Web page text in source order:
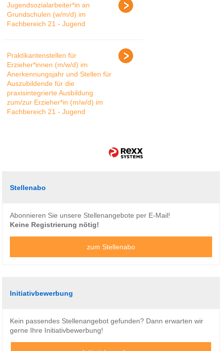
Jugendsozialarbeiter*in an
Grundschulen (w/m/d) im
Fachbereich 21 - Jugend
Praktikantenstellen für
Erzieher*innen (m/w/d) im
Anerkennungsjahr und Stellen für
Auszubildende für die
praxisintegrierte Ausbildung
zum/zur Erzieher*in (m/w/d) im
Fachbereich 21 - Jugend
Stellenabo
Abonnieren Sie unsere Stellenangebote per E-Mail!
Keine Registrierung nötig!
zum Stellenabo
Initiativbewerbung
Kein passendes Stellenangebot gefunden? Dann erwarten wir
gerne Ihre Initiativbewerbung!